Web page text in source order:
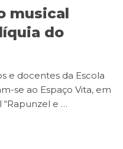
musical
do
e docentes da Escola
se ao Espaço Vita, em
“Rapunzel e …